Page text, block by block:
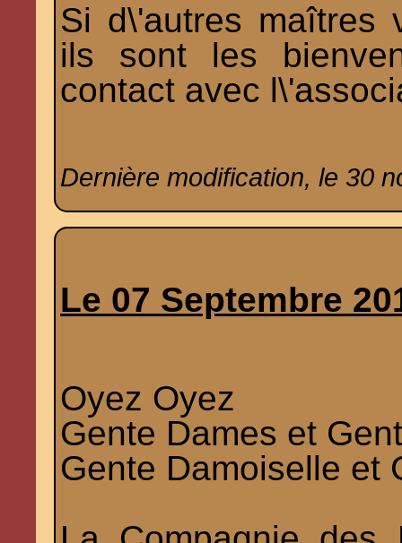
Si d\'autres maîtres
ils sont les
contact avec
Dernière modification, le 30
Le 07 Septembre
Oyez Oyez
Gente Dames et
Gente Damoiselle et